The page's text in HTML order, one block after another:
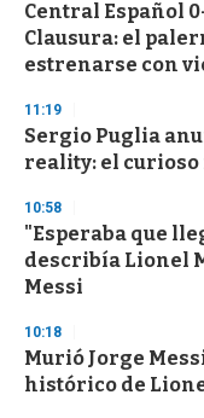
Central Español
Clausura: el
estrenarse con
11:19
Sergio Puglia
reality: el
10:58
"Esperaba que
describía Lionel
Messi
10:18
Murió Jorge
histórico de